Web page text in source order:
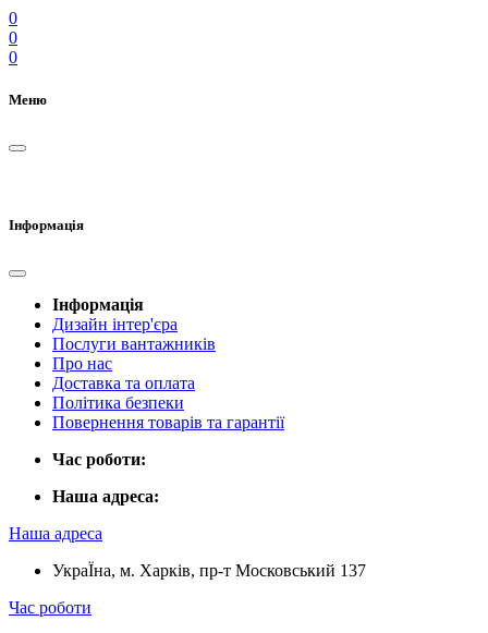
0
0
0
Меню
Інформація
Інформація
Дизайн інтер'єра
Послуги вантажників
Про нас
Доставка та оплата
Політика безпеки
Повернення товарів та гарантії
Час роботи:
Наша адреса:
Наша адреса
УкраЇна, м. Харків, пр-т Московський 137
Час роботи